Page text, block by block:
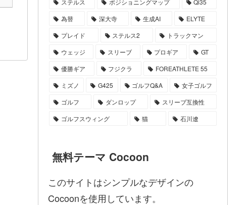
ステルス
ポジショニングマップ
Qi35
為替
深大寺 生成AI
ELYTE
プレイド
ステルス2
トラックマン
ウェッジ
スリーブ プロギア
GT
優勝ギア
フジクラ
FOREATHLETE 55
ミズノ
G425 ゴルフQ&A
女子ゴルフ
ゴルフ
ダンロップ
スリーブ互換性
ゴルフスウィング
猫 石川遼
無料テーマ Cocoon
このサイトはシンプルなデザインの
Cocoonを使用しています。